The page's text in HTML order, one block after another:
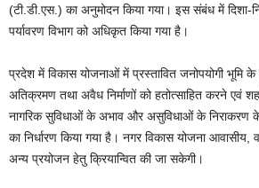
(टी.डी.एस.) का अनुमोदन किया गया। इस संबंध में दिशा-
पर्यावरण विभाग को अधिकृत किया गया है।
प्रदेश में विकास योजनाओं में प्रस्तावित जनोपयोगी भूमि
अतिक्रमण तथा अवैध निर्माणों को हतोत्साहित करने एवं
नागरिक सुविधाओं के अभाव और असुविधाओं के निराकरण के
का निर्धारण किया गया है। नगर विकास योजना आवासीय,
अन्य प्रयोजन हेतु क्रियान्वित की जा सकेगी।